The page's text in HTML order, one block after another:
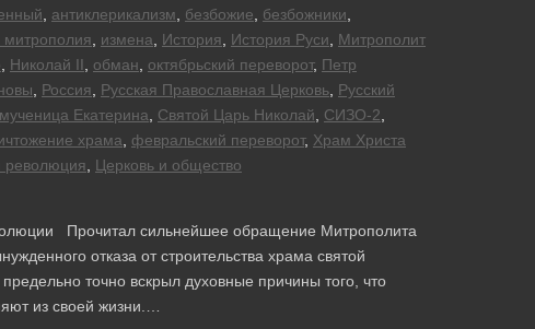
, антиклерикализм, безбожие, безбожники,
митрополия, измена, История, История Руси, Митрополит
, Николай II, обман, октябрьский переворот, Петр
, Россия, Русская Православная Церковь, Русский
Екатерина, Святой Царь Николай, СИЗО-2,
храма, февральский переворот, Храм Христа
революция, Церковь и общество
Прочитал сильнейшее обращение Митрополита
отказа от строительства храма святой
точно вскрыл духовные причины того, что
из своей жизни.…